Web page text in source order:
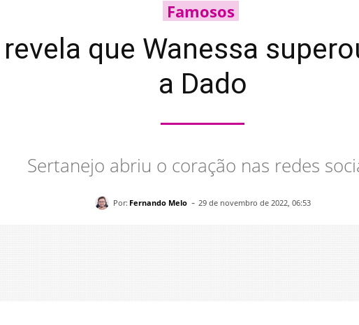
Famosos
que Wanessa
a Dado
Sertanejo abriu o coração nas redes
Por: Fernando Melo - 29 de novembro de 2022, 06:53